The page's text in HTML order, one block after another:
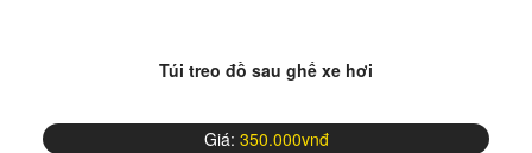
Túi treo đồ sau ghế xe hơi
Giá: 350.000vnđ